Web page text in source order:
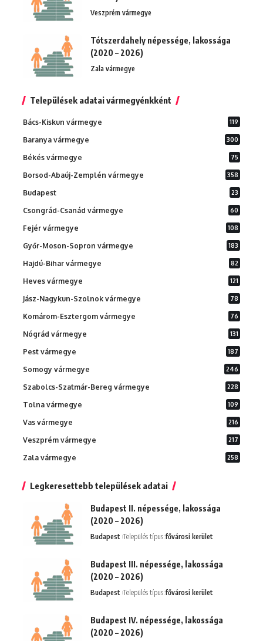
Veszprém vármegye
Tótszerdahely népessége, lakossága
(2020 – 2026)
Zala vármegye
Települések adatai vármegyénkként
Bács-Kiskun vármegye 119
Baranya vármegye 300
Békés vármegye 75
Borsod-Abaúj-Zemplén vármegye 358
Budapest 23
Csongrád-Csanád vármegye 60
Fejér vármegye 108
Győr-Moson-Sopron vármegye 183
Hajdú-Bihar vármegye 82
Heves vármegye 121
Jász-Nagykun-Szolnok vármegye 78
Komárom-Esztergom vármegye 76
Nógrád vármegye 131
Pest vármegye 187
Somogy vármegye 246
Szabolcs-Szatmár-Bereg vármegye 228
Tolna vármegye 109
Vas vármegye 216
Veszprém vármegye 217
Zala vármegye 258
Legkeresettebb települések adatai
Budapest II. népessége, lakossága
(2020 – 2026)
Budapest Település típus:fővárosi kerület
Budapest III. népessége, lakossága
(2020 – 2026)
Budapest Település típus:fővárosi kerület
Budapest IV. népessége, lakossága
(2020 – 2026)